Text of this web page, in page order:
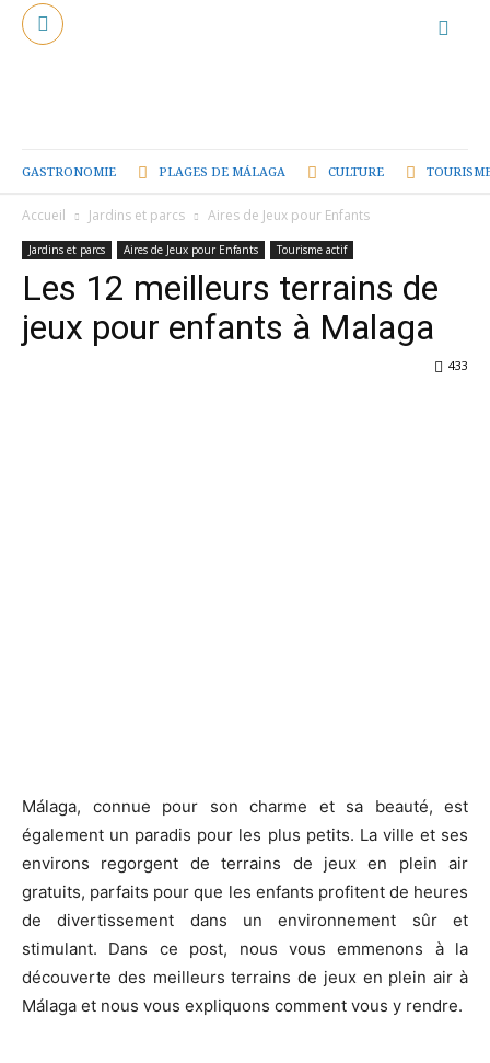
GASTRONOMIE PLAGES DE MÁLAGA CULTURE
Accueil Jardins et parcs Aires de Jeux pour Enfants
Jardins et parcs Aires de Jeux pour Enfants Tourisme actif
Les 12 meilleurs terrains de
jeux pour enfants à Malaga
433
Málaga, connue pour son charme et sa beauté, est
également un paradis pour les plus petits. La ville et ses
environs regorgent de terrains de jeux en plein air
gratuits, parfaits pour que les enfants profitent de heures
de divertissement dans un environnement sûr et
stimulant. Dans ce post, nous vous emmenons à la
découverte des meilleurs terrains de jeux en plein air à
Málaga et nous vous expliquons comment vous y rendre.